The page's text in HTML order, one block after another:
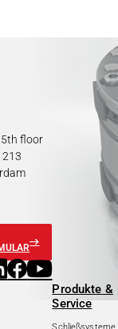
5th floor
213
Produkte &
Service